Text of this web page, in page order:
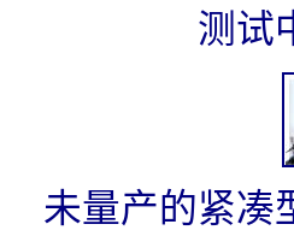
测试
未量产的紧凑